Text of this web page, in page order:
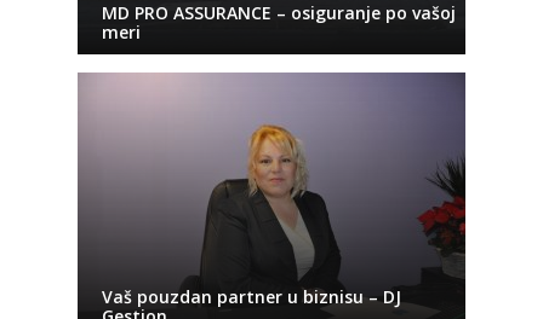
MD PRO ASSURANCE – osiguranje po vašoj
meri
Vaš pouzdan partner u biznisu – DJ